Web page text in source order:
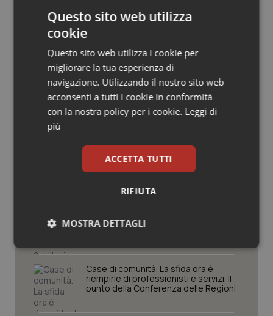
Salute orale & impianti
Sangue & coagulazione
Tiroide
Tumore al seno
Tumori del Polmone & Testa Collo
Vaccini
Potrebbe interessarti in
Basilicata
Settimana della Scienza dello
Spallanzani: capire la ricerca per
comprendere il presente
Schillaci: “Gli attuali indicatori non
fotografano la qualità reale del Ssn”
Case di comunità. La sfida ora è
riempirle di professionisti e servizi. Il
punto della Conferenza delle Regioni
Questo sito web utilizza
cookie
Questo sito web utilizza i cookie per
migliorare la tua esperienza di
navigazione. Utilizzando il nostro sito web
acconsenti a tutti i cookie in conformità
con la nostra policy per i cookie. Leggi di
più
ACCETTA TUTTI
RIFIUTA
MOSTRA DETTAGLI
Necessari Statistici Marketing